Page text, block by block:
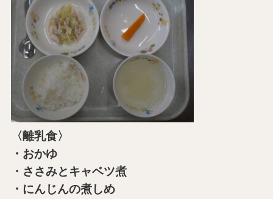
〈離乳食〉
・おかゆ
・ささみとキャベツ煮
・にんじんの煮しめ